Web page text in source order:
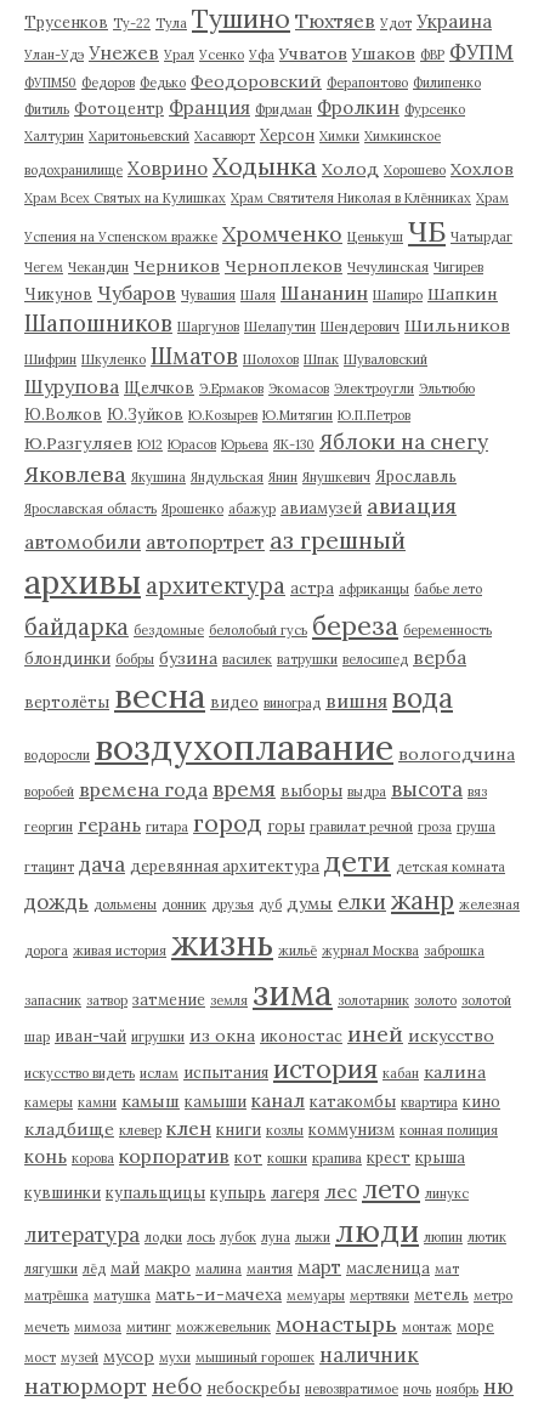
Трусенков Ту-22 Тула Тушино Тюхтяев Удот Украина
Улан-Удэ Унежев Урал Усенко Уфа Учватов Ушаков ФВР ФУПМ
ФУПМ50 Федоров Федько Феодоровский Ферапонтово Филипенко
Фитиль Фотоцентр Франция Фридман Фролкин Фурсенко
Халтурин Харитоньевский Хасавюрт Херсон Химки Химкинское
водохранилище Ховрино Ходынка Холод Хорошево Хохлов
Храм Всех Святых на Кулишках Храм Святителя Николая в Клённиках Храм
Успения на Успенском вражке Хромченко Ценькуш ЧБ Чатырдаг
Чегем Чекандин Черников Черноплеков Чечулинская Чигирев
Чикунов Чубаров Чувашия Шаля Шананин Шапиро Шапкин
Шапошников Шаргунов Шелапутин Шендерович Шильников
Шифрин Шкуленко Шматов Шолохов Шпак Шуваловский
Шурупова Щелчков Э.Ермаков Экомасов Электроугли Эльтюбю
Ю.Волков Ю.Зуйков Ю.Козырев Ю.Митягин Ю.П.Петров
Ю.Разгуляев Ю12 Юрасов Юрьева ЯК-130 Яблоки на снегу
Яковлева Якушина Яндульская Янин Янушкевич Ярославль
Ярославская область Ярошенко абажур авиамузей авиация
автомобили автопортрет аз грешный
архивы архитектура астра африканцы бабье лето
байдарка бездомные белолобый гусь береза беременность
блондинки бобры бузина василек ватрушки велосипед верба
вертолёты весна видео виноград вишня вода
водоросли воздухоплавание вологодчина
воробей времена года время выборы выдра высота вяз
георгин герань гитара город горы гравилат речной гроза груша
гтацинт дача деревянная архитектура дети детская комната
дождь дольмены донник друзья дуб думы елки жанр железная
дорога живая история жизнь жильё журнал Москва заброшка
запасник затвор затмение земля зима золотарник золото золотой
шар иван-чай игрушки из окна иконостас иней искусство
искусство видеть ислам испытания история кабан калина
камеры камни камыш камыши канал катакомбы квартира кино
кладбище клевер клен книги козлы коммунизм конная полиция
конь корова корпоратив кот кошки крапива крест крыша
кувшинки купальщицы купырь лагеря лес лето линукс
литература лодки лось лубок луна лыжи люди люпин лютик
лягушки лёд май макро малина мантия март масленица мат
матрёшка матушка мать-и-мачеха мемуары мертвяки метель метро
мечеть мимоза митинг можжевельник монастырь монтаж море
мост музей мусор мухи мышиный горошек наличник
натюрморт небо небоскребы невозвратимое ночь ноябрь ню